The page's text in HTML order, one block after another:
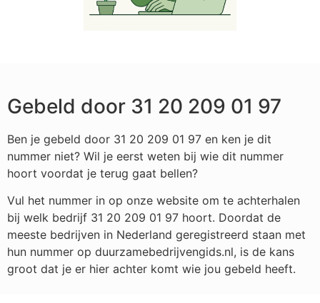
Gebeld door 31 20 209 01 97
Ben je gebeld door 31 20 209 01 97 en ken je dit
nummer niet? Wil je eerst weten bij wie dit nummer
hoort voordat je terug gaat bellen?
Vul het nummer in op onze website om te achterhalen
bij welk bedrijf 31 20 209 01 97 hoort. Doordat de
meeste bedrijven in Nederland geregistreerd staan met
hun nummer op duurzamebedrijvengids.nl, is de kans
groot dat je er hier achter komt wie jou gebeld heeft.